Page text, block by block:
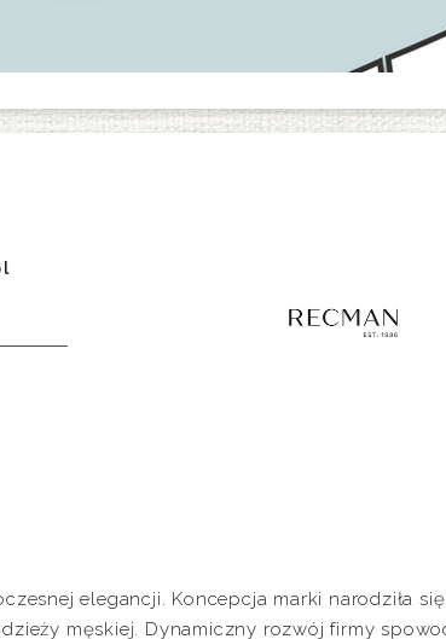
elegancji. Koncepcja marki narodziła
męskiej. Dynamiczny rozwój firmy